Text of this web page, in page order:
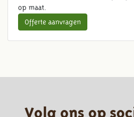
op maat.
Offerte aanvragen
Volg ons op